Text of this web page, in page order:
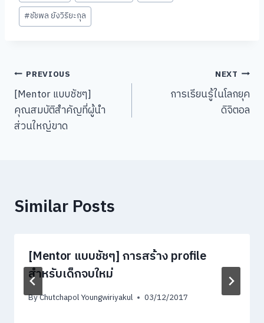
#ชัชพล ยังวิริยะกุล
Post
navigation
PREVIOUS
[Mentor แบบชัชๆ]
คุณสมบัติสำคัญที่ผู้นำ
ส่วนใหญ่ขาด
NEXT
การเรียนรู้ในโลกยุค
ดิจิตอล
Similar Posts
[Mentor แบบชัชๆ] การสร้าง profile
สำหรับเด็กจบใหม่
ByChutchapol Youngwiriyakul 03/12/2017